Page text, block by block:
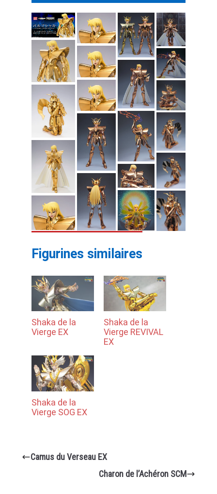
Figurines similaires
Shaka de la
Vierge EX
Shaka de la
Vierge REVIVAL
EX
Shaka de la
Vierge SOG EX
Camus du Verseau EX
Charon de l’Achéron SCM